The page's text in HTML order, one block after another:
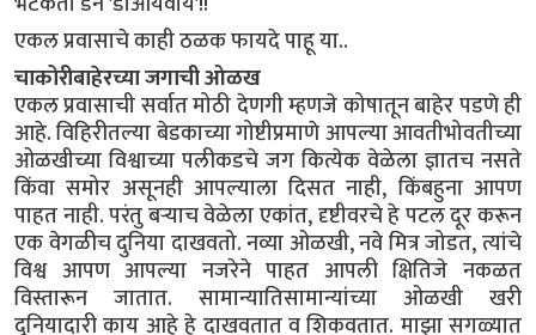
एकल प्रवासाचे काही ठळक फायदे पाहू या..
चाकोरीबाहेरच्या जगाची ओळख
एकल प्रवासाची सर्वात मोठी देणगी म्हणजे कोषातून बाहेर पडणे ही
आहे. विहिरीतल्या बेडकाच्या गोष्टीप्रमाणे आपल्या आवतीभोवतीच्या
ओळखीच्या विश्वाच्या पलीकडचे जग कित्येक वेळेला ज्ञातच नसते
किंवा समोर असूनही आपल्याला दिसत नाही, किंबहुना आपण
पाहत नाही. परंतु बऱ्याच वेळेला एकांत, दृष्टीवरचे हे पटल दूर करून
एक वेगळीच दुनिया दाखवतो. नव्या ओळखी, नवे मित्र जोडत, त्यांचे
विश्व आपण आपल्या नजरेने पाहत आपली क्षितिजे नकळत
विस्तारून जातात. सामान्यातिसामान्यांच्या ओळखी खरी
दुनियादारी काय आहे हे दाखवतात व शिकवतात. माझा सगळ्यात